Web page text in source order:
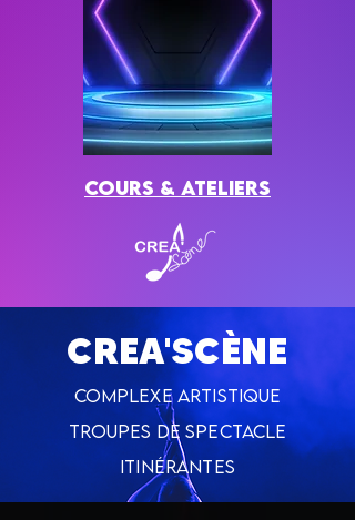
cours & ateliers
CREA'SCÈNE
COMPLEXE ARTISTIQUE
TROUPES DE SPECTACLE
ITINÉRANTES